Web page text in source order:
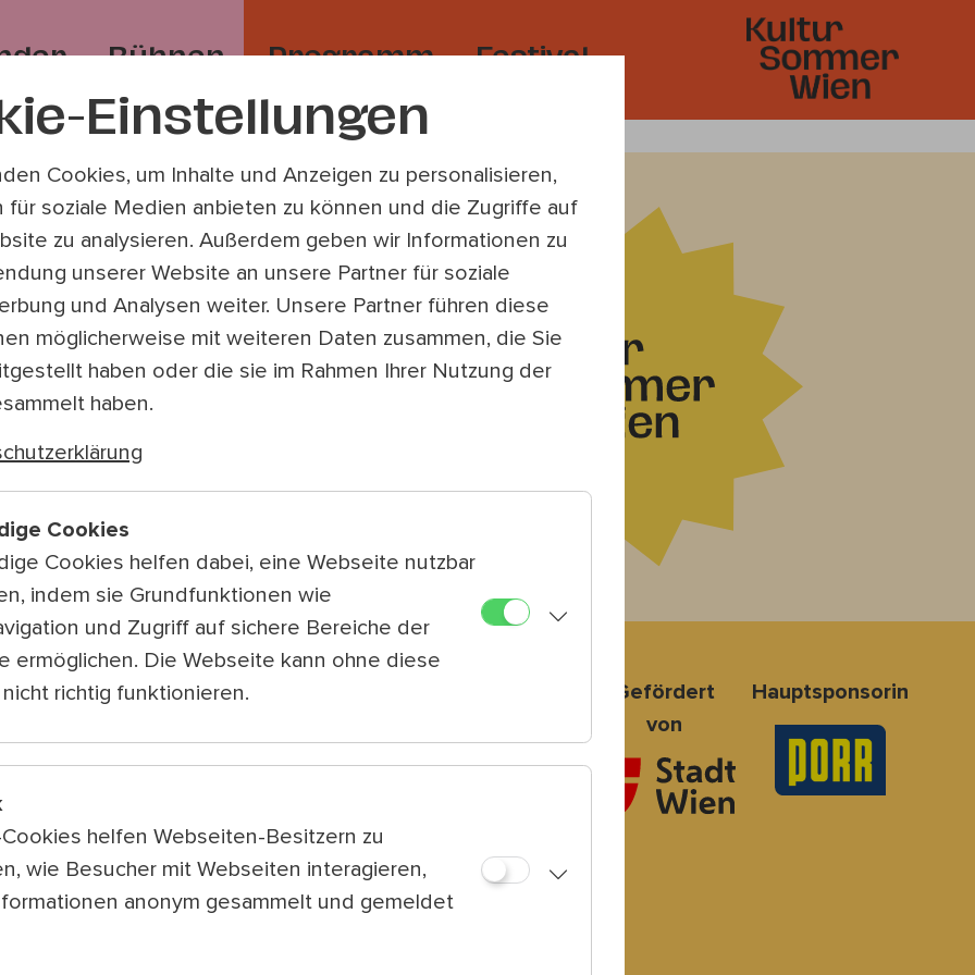
Bühnen Programm Festival
Diese Seite ist aktuell nicht verfügbar.
jetzt zu
an!
Platzordnung
Barrierefreiheit
Care
Team
Künstlerisches Board
FAQ für Besucher:innen
Presse
Gefördert
von
Hauptsponsorin
Einstellungen
Cookies, um Inhalte und Anzeigen zu personalisieren,
für soziale Medien anbieten zu können und die Zugriffe auf
zu analysieren. Außerdem geben wir Informationen zu
unserer Website an unsere Partner für soziale
und Analysen weiter. Unsere Partner führen diese
möglicherweise mit weiteren Daten zusammen, die Sie
haben oder die sie im Rahmen Ihrer Nutzung der
haben.
Cookies
Cookies helfen dabei, eine Webseite nutzbar
indem sie Grundfunktionen wie
und Zugriff auf sichere Bereiche der
ermöglichen. Die Webseite kann ohne diese
richtig funktionieren.
helfen Webseiten-Besitzern zu
wie Besucher mit Webseiten interagieren,
anonym gesammelt und gemeldet